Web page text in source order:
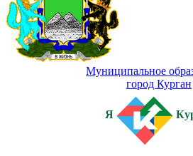
Муниципальное
город Курган
Я